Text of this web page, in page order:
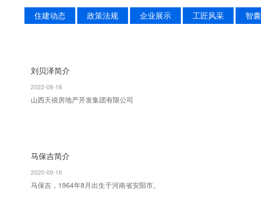
住建动态 政策法规 企业展示 工匠风采 智
刘贝泽简介
2022-08-18
山西天禧房地产开发集团有限公司
马保吉简介
2020-09-16
马保吉，1964年8月出生于河南省安阳市。